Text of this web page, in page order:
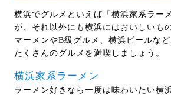
横浜でグルメといえば「横浜家系ラー
が、それ以外にも横浜にはおいしいも
マーメンやB級グルメ、横浜ビールな
たくさんのグルメを満喫しましょう。
横浜家系ラーメン
ラーメン好きなら一度は味わいたい横